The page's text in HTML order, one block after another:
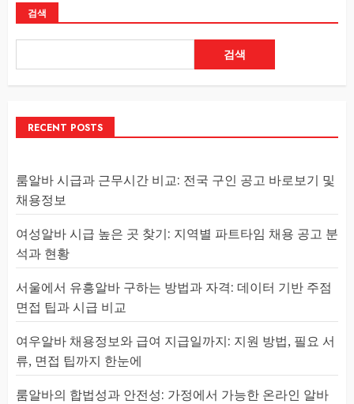
검색
검색
RECENT POSTS
룸알바 시급과 근무시간 비교: 전국 구인 공고 바로보기 및
채용정보
여성알바 시급 높은 곳 찾기: 지역별 파트타임 채용 공고 분
석과 현황
서울에서 유흥알바 구하는 방법과 자격: 데이터 기반 주점
면접 팁과 시급 비교
여우알바 채용정보와 급여 지급일까지: 지원 방법, 필요 서
류, 면접 팁까지 한눈에
룸알바의 합법성과 안전성: 가정에서 가능한 온라인 알바